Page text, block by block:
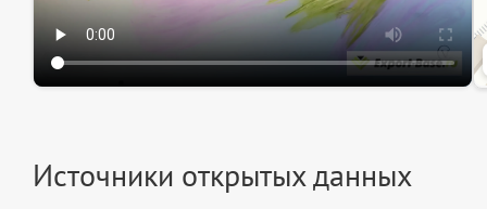
Источники открытых данных